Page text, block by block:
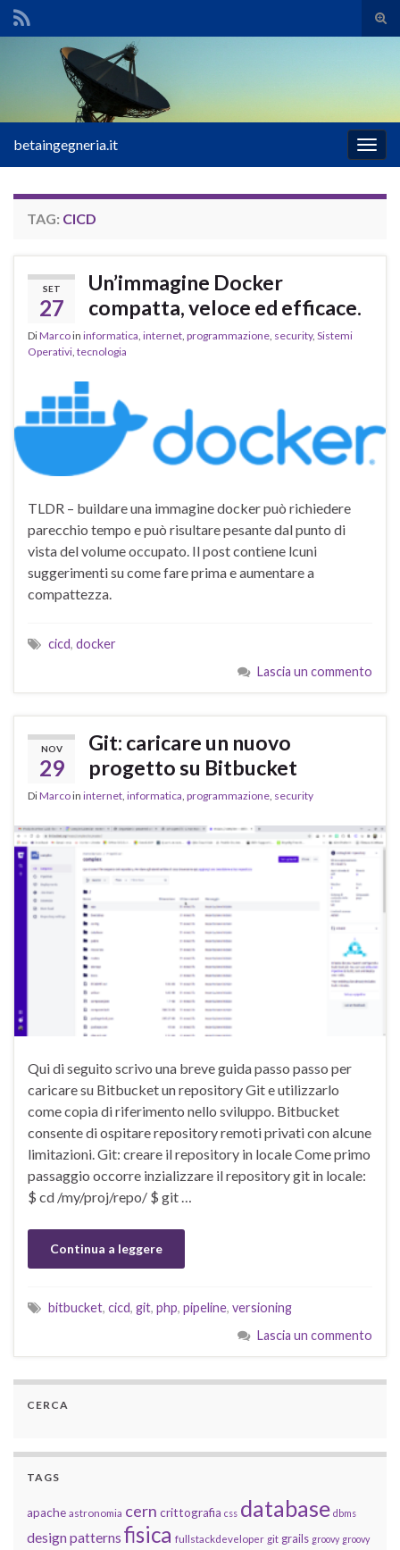
il
Search for:
la
betaingegneria.it
TAG: CICD
SET
27
Un’immagine Docker
compatta, veloce ed efficace.
DiMarcoin informatica internet programmazione security, Sistemi
Operativi tecnologia
TLDR – buildare una immagine docker può richiedere
parecchio tempo e può risultare pesante dal punto di
vista del volume occupato. Il post contiene lcuni
suggerimenti su come fare prima e aumentare a
compattezza.
cicd, docker
Lascia un commento
NOV
29
Git: caricare un nuovo
progetto su Bitbucket
DiMarcoin internet, informatica, programmazione, security
Qui di seguito scrivo una breve guida passo passo per
caricare su Bitbucket un repository Git e utilizzarlo
come copia di riferimento nello sviluppo. Bitbucket
consente di ospitare repository remoti privati con alcune
limitazioni. Git: creare il repository in locale Come primo
passaggio occorre inzializzare il repository git in locale:
$ cd /my/proj/repo/ $ git …
Continua a leggere
bitbucket, cicd, git, php, pipeline, versioning
Lascia un commento
CERCA
TAGS
apache astronomia cern crittografia css database dbms
design patterns fisica fullstackdeveloper git grails groovy groovy